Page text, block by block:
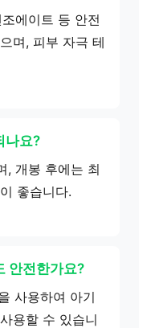
에이트 등 안전
며, 피부 자극 테
나요?
, 개봉 후에는 최
좋습니다.
안전한가요?
사용하여 아기
용할 수 있습니